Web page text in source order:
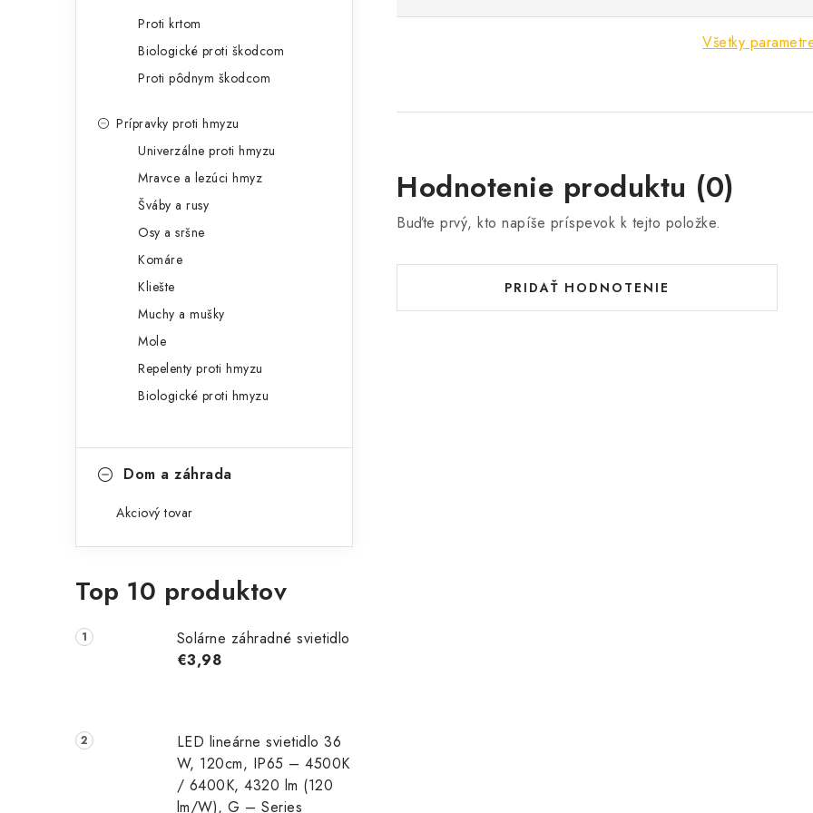
Proti krtom
Biologické proti škodcom
Proti pôdnym škodcom
Prípravky proti hmyzu
Univerzálne proti hmyzu
Mravce a lezúci hmyz
Šváby a rusy
Osy a sršne
Komáre
Kliešte
Muchy a mušky
Mole
Repelenty proti hmyzu
Biologické proti hmyzu
Dom a záhrada
Akciový tovar
Top 10 produktov
Solárne záhradné svietidlo
€3,98
LED lineárne svietidlo 36
W, 120cm, IP65 – 4500K
/ 6400K, 4320 lm (120
lm/W), G – Series
Všetky
Hodnotenie produktu (0)
Buďte prvý, kto napíše príspevok k tejto položke.
PRIDAŤ HODNOTENIE